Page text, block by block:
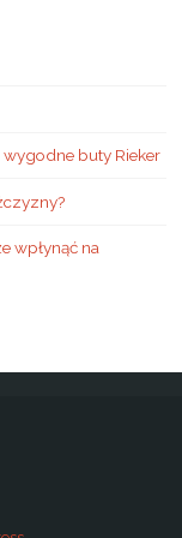
buty Rieker
wpłynąć na